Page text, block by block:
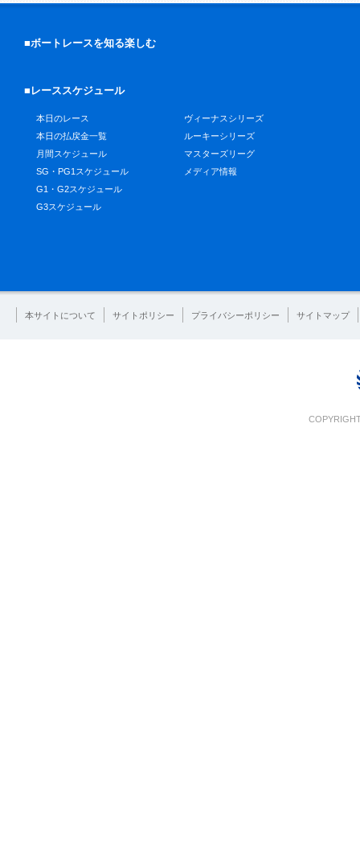
■ボートレースを知る楽しむ
■レーススケジュール
本日のレース
本日の払戻金一覧
月間スケジュール
SG・PG1スケジュール
G1・G2スケジュール
G3スケジュール
ヴィーナスシリーズ
ルーキーシリーズ
マスターズリーグ
メディア情報
本サイトについて サイトポリシー プライバシーポリシー サイトマップ